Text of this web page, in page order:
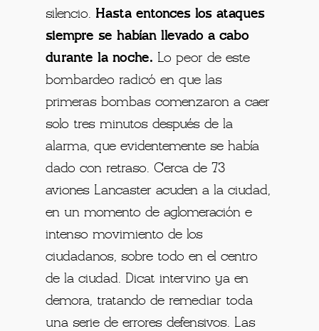
silencio. Hasta entonces los ataques
siempre se habían llevado a cabo
durante la noche. Lo peor de este
bombardeo radicó en que las
primeras bombas comenzaron a caer
solo tres minutos después de la
alarma, que evidentemente se había
dado con retraso. Cerca de 73
aviones Lancaster acuden a la ciudad,
en un momento de aglomeración e
intenso movimiento de los
ciudadanos, sobre todo en el centro
de la ciudad. Dicat intervino ya en
demora, tratando de remediar toda
una serie de errores defensivos. Las